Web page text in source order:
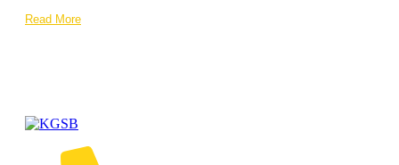
Read More